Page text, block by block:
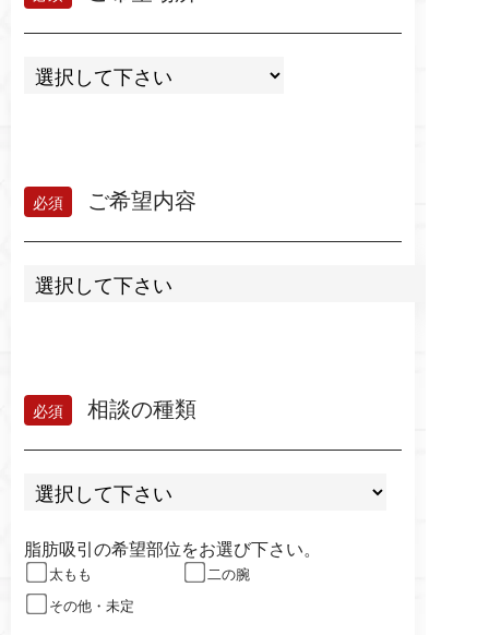
ご希望内容
相談の種類
脂肪吸引の希望部位をお選び下さい。
太もも
二の腕
その他・未定